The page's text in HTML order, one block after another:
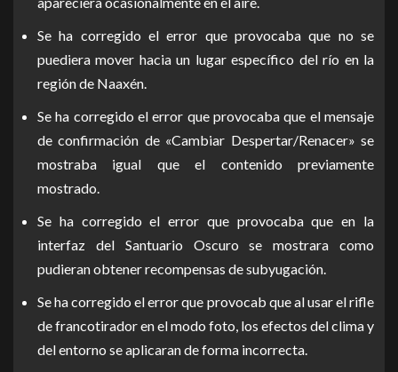
Se ha corregido el error que provocaba que no se
puediera mover hacia un lugar específico del río en la
región de Naaxén.
Se ha corregido el error que provocaba que el mensaje
de confirmación de «Cambiar Despertar/Renacer» se
mostraba igual que el contenido previamente
mostrado.
Se ha corregido el error que provocaba que en la
interfaz del Santuario Oscuro se mostrara como
pudieran obtener recompensas de subyugación.
Se ha corregido el error que provocab que al usar el rifle
de francotirador en el modo foto, los efectos del clima y
del entorno se aplicaran de forma incorrecta.